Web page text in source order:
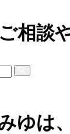
相談
ゆは